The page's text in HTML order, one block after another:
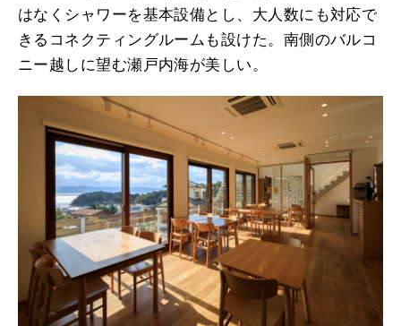
はなくシャワーを基本設備とし、大人数にも対応で
きるコネクティングルームも設けた。南側のバルコ
ニー越しに望む瀬戸内海が美しい。